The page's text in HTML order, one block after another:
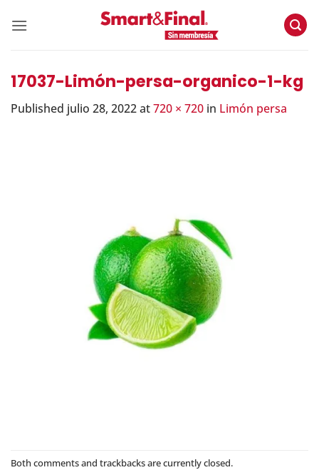
17037-Limón-persa-organico-1-kg
Published julio 28, 2022at720 × 720 in Limón persa
Both comments and trackbacks are currently closed.